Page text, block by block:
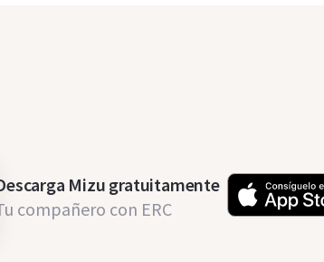
Mizu gratuitamente
compañero con ERC